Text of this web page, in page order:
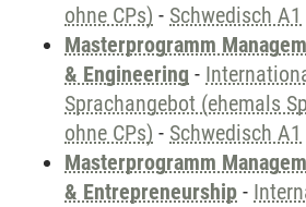
ohne CPs) - Schwedisch A1
Masterprogramm
& Engineering -
Sprachangebot (ehemals
ohne CPs) - Schwedisch A1
Masterprogramm
& Entrepreneurship -